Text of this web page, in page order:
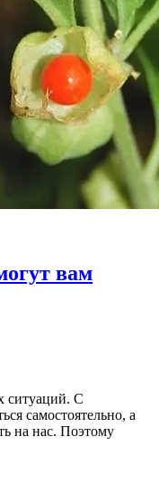
вам
ситуаций. С
самостоятельно, а
на нас. Поэтому